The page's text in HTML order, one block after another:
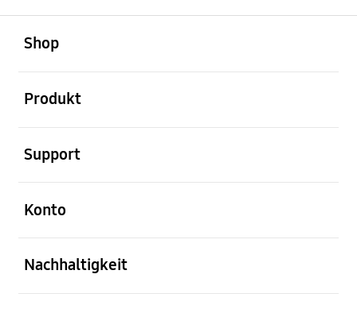
Shop
Produkt
Support
Konto
Nachhaltigkeit